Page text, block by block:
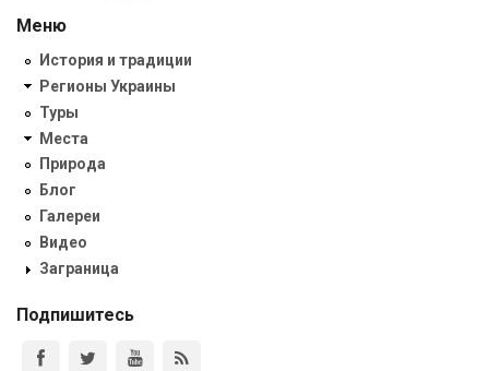
Меню
История и традиции
Регионы Украины
Туры
Места
Природа
Блог
Галереи
Видео
Заграница
Подпишитесь